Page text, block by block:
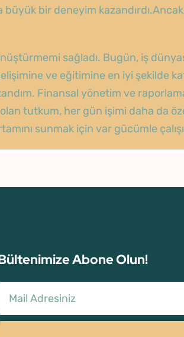
büyük bir deneyim
sağladı. Bugün, iş
ve eğitimine en iyi şekilde
Finansal yönetim ve
tutkum, her gün işimi daha da
sunmak için var gücümle
Abone Olun!